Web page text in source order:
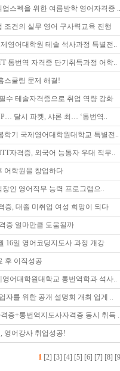
스펙을 위한 여름방학 영어자격증
조건의 실무 영어 구사력교육 진행
영어대학원 테솔 석사과정 특별전..
통번역 자격증 단기취득과정 어학..
스쿨링 문제 해결!
수 테솔자격증으로 취업 역량 강화
달시 파켓, 샤론 최… ‘통번역..
학기 국제영어대학원대학교 특별전..
자격증, 외국어 능통자 우대 직무..
어학원을 창업하다
장인 영어직무 능력 프로그램으..
증, 대졸 미취업 여성 희망이 되다
증 얼마만큼 도움될까
16일 영어코딩지도사 과정 개강
후 이직성공
어대학원대학교 통번역학과 석사..
자를 위한 공개 설명회 개최 업계 ..
증+통번역지도사자격증 동시 취득
영어강사 취업성공!
1 [2] [3] [4] [5] [6] [7] [8]